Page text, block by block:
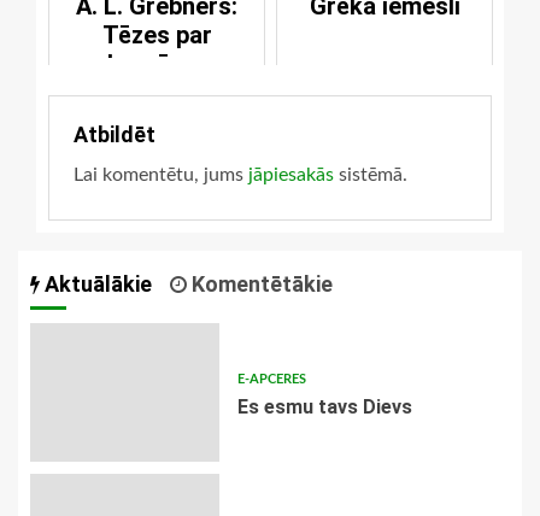
Tēzes par
baznīcas
sadraudzību
Atbildēt
Lai komentētu, jums jāpiesakās sistēmā.
Aktuālākie Komentētākie
E-APCERES
Es esmu tavs Dievs